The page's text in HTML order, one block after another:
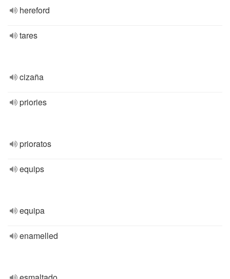
hereford
tares
cizaña
priories
prioratos
equips
equipa
enamelled